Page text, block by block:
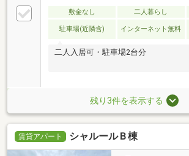
敷金なし 二人暮らし
駐車場(近隣含) インターネット無料
二人入居可・駐車場2台分
残り3件を表示する
賃貸アパート シャルールＢ棟